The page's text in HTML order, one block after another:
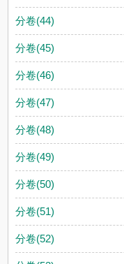
分卷(44)
分卷(45)
分卷(46)
分卷(47)
分卷(48)
分卷(49)
分卷(50)
分卷(51)
分卷(52)